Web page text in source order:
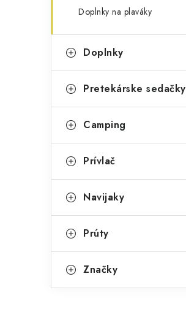
Doplnky na plaváky
Doplnky
Pretekárske sedačky
Camping
Prívlač
Navijaky
Prúty
Značky